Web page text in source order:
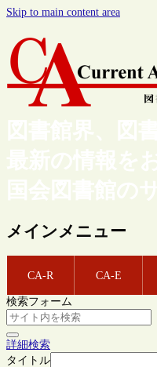
Skip to main content area
図書館界、図
最新の情報を
国会図書館の
メインメニュー
CA-R CA-E
検索フォーム
詳細検索
タイトル